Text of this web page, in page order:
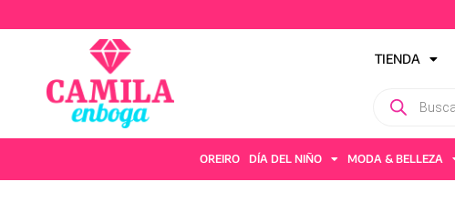
TIENDA
OREIRO DÍA DEL NIÑO MODA & BELLEZA